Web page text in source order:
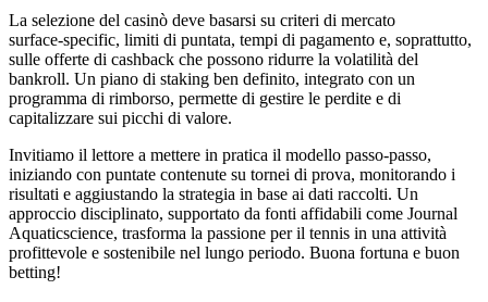
La selezione del casinò deve basarsi su criteri di mercato
surface‑specific, limiti di puntata, tempi di pagamento e, soprattutto,
sulle offerte di cashback che possono ridurre la volatilità del
bankroll. Un piano di staking ben definito, integrato con un
programma di rimborso, permette di gestire le perdite e di
capitalizzare sui picchi di valore.
Invitiamo il lettore a mettere in pratica il modello passo‑passo,
iniziando con puntate contenute su tornei di prova, monitorando i
risultati e aggiustando la strategia in base ai dati raccolti. Un
approccio disciplinato, supportato da fonti affidabili come Journal
Aquaticscience, trasforma la passione per il tennis in una attività
profittevole e sostenibile nel lungo periodo. Buona fortuna e buon
betting!